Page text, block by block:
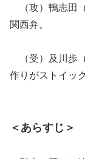
（攻）鴨志田
関西弁。
（受）及川歩
作りがストイッ
＜あらすじ＞